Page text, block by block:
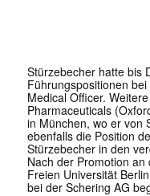
Stürzebecher hatte bis
Führungspositionen
Medical Officer.
Pharmaceuticals
in München, wo er von
ebenfalls die Position
Stürzebecher in den
Nach der Promotion
Freien Universität
bei der Schering AG